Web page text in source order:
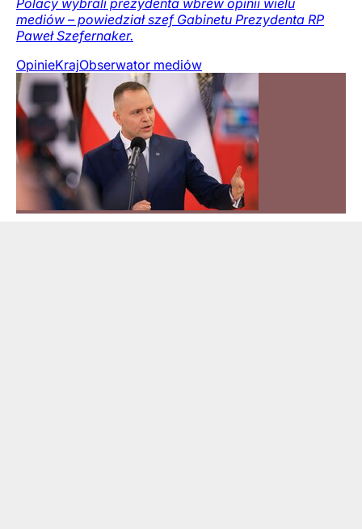
mediów – powiedział szef Gabinetu Prezydenta RP
Paweł Szefernaker.
OpinieKrajObserwator mediów